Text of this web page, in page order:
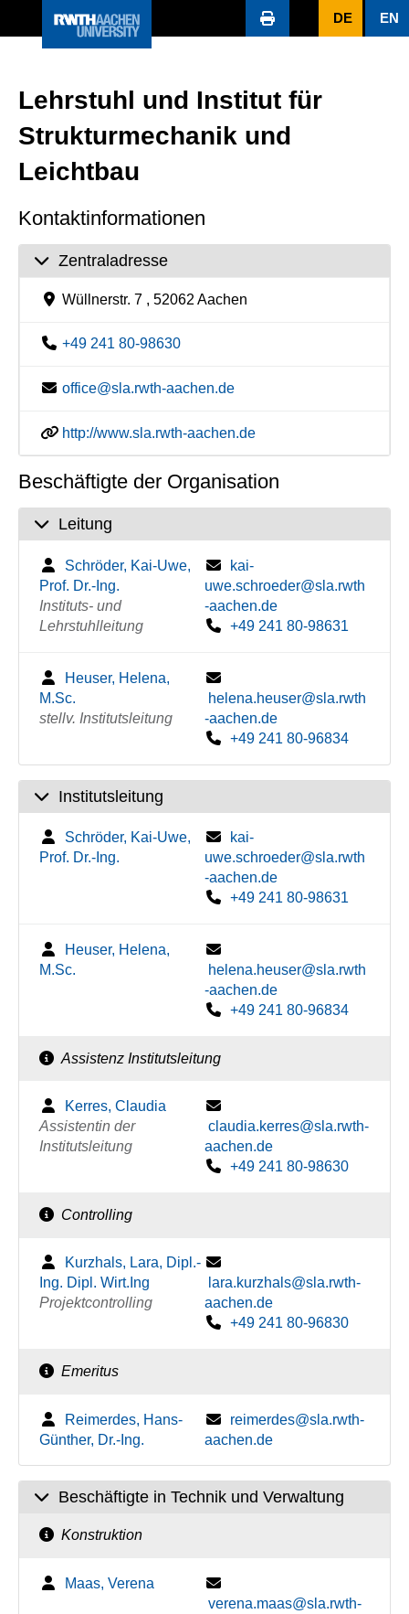
DE EN
Lehrstuhl und Institut für
Strukturmechanik und
Leichtbau
Kontaktinformationen
Zentraladresse
Wüllnerstr. 7 , 52062 Aachen
+49 241 80-98630
office@sla.rwth-aachen.de
http://www.sla.rwth-aachen.de
Beschäftigte der Organisation
Leitung
Schröder, Kai-Uwe,
Prof. Dr.-Ing.
Instituts- und
Lehrstuhlleitung
kai-
uwe.schroeder@sla.rwth
-aachen.de
+49 241 80-98631
Heuser, Helena,
M.Sc.
stellv. Institutsleitung
helena.heuser@sla.rwth
-aachen.de
+49 241 80-96834
Institutsleitung
Schröder, Kai-Uwe,
Prof. Dr.-Ing.
kai-
uwe.schroeder@sla.rwth
-aachen.de
+49 241 80-98631
Heuser, Helena,
M.Sc.
helena.heuser@sla.rwth
-aachen.de
+49 241 80-96834
Assistenz Institutsleitung
Kerres, Claudia
Assistentin der
Institutsleitung
claudia.kerres@sla.rwth-
aachen.de
+49 241 80-98630
Controlling
Kurzhals, Lara, Dipl.-
Ing. Dipl. Wirt.Ing
Projektcontrolling
lara.kurzhals@sla.rwth-
aachen.de
+49 241 80-96830
Emeritus
Reimerdes, Hans-
Günther, Dr.-Ing.
reimerdes@sla.rwth-
aachen.de
Beschäftigte in Technik und Verwaltung
Konstruktion
Maas, Verena
verena.maas@sla.rwth-